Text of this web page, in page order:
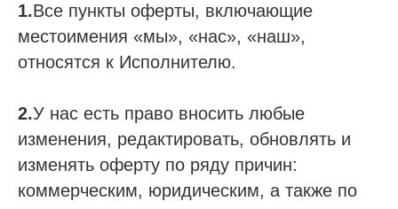
1.Все пункты оферты, включающие
местоимения «мы», «нас», «наш»,
относятся к Исполнителю.
2.У нас есть право вносить любые
изменения, редактировать, обновлять и
изменять оферту по ряду причин:
коммерческим, юридическим, а также по